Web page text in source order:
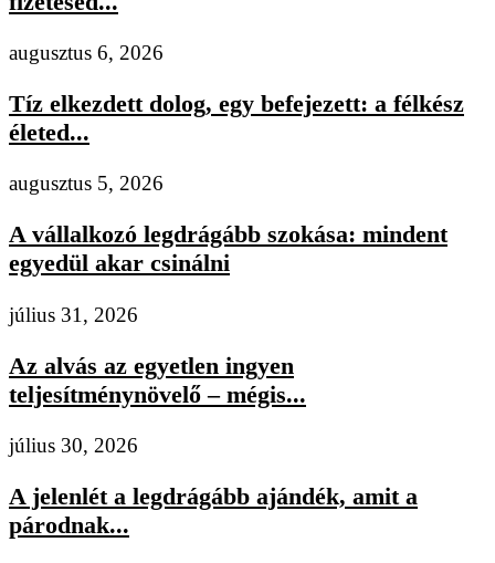
augusztus 6, 2026
Tíz elkezdett dolog, egy befejezett: a félkész
életed...
augusztus 5, 2026
A vállalkozó legdrágább szokása: mindent
egyedül akar csinálni
július 31, 2026
Az alvás az egyetlen ingyen
teljesítménynövelő – mégis...
július 30, 2026
A jelenlét a legdrágább ajándék, amit a
párodnak...